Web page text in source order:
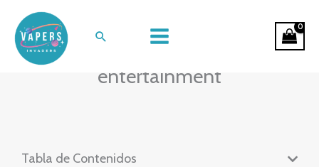
contenido
Buscar
Pocketplezier: een mobiele mini-
review van online casino-
entertainment
Tabla de Contenidos